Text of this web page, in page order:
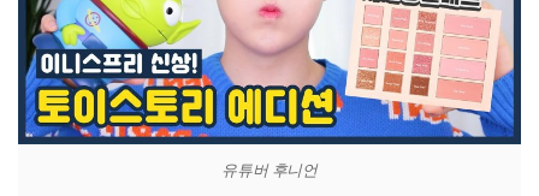
유튜버 후니언